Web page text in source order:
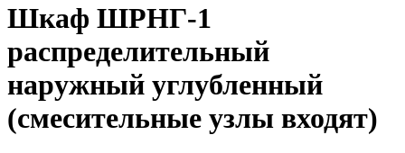
Шкаф ШРНГ-1
распределительный
наружный углубленный
(смесительные узлы входят)